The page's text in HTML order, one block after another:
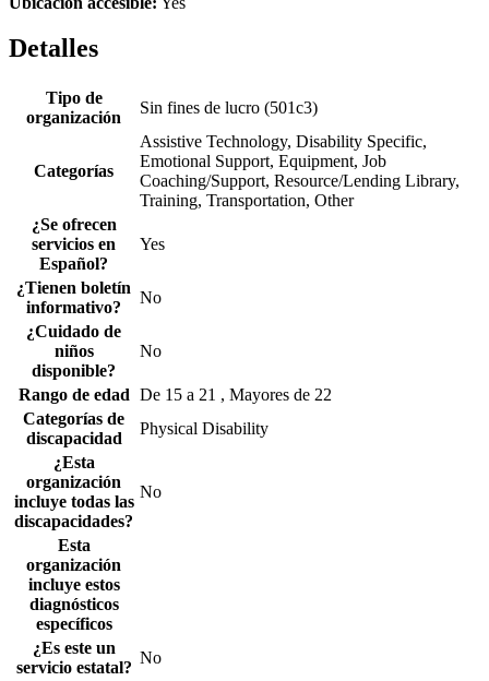
Detalles
Tipo de
organización
Sin fines de lucro (501c3)
Categorías
Assistive Technology, Disability Specific,
Emotional Support, Equipment, Job
Coaching/Support, Resource/Lending Library,
Training, Transportation, Other
¿Se ofrecen
servicios en
Español?
Yes
¿Tienen boletín
informativo?
No
¿Cuidado de
niños
disponible?
No
Rango de edad De 15 a 21 , Mayores de 22
Categorías de
discapacidad
Physical Disability
¿Esta
organización
incluye todas las
discapacidades?
No
Esta
organización
incluye estos
diagnósticos
específicos
¿Es este un
servicio estatal?
No